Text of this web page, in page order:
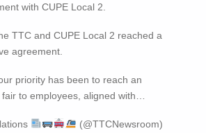
with CUPE Local 2.
TTC and CUPE Local 2 reached a
agreement.
priority has been to reach an
to employees, aligned with…
(@TTCNewsroom)